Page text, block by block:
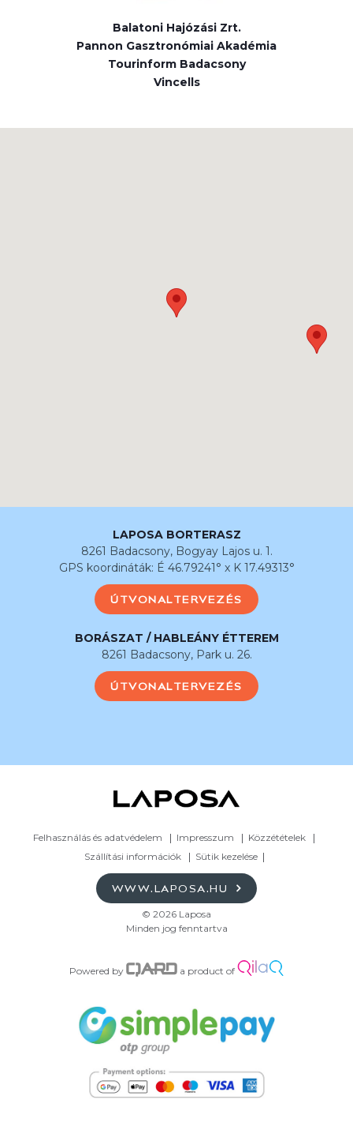
Balatoni Hajózási Zrt.
Pannon Gasztronómiai Akadémia
Tourinform Badacsony
Vincells
LAPOSA BORTERASZ
8261 Badacsony, Bogyay Lajos u. 1.
GPS koordináták: É 46.79241° x K 17.49313°
ÚTVONALTERVEZÉS
BORÁSZAT / HABLEÁNY ÉTTEREM
8261 Badacsony, Park u. 26.
ÚTVONALTERVEZÉS
Felhasználás és adatvédelem Impresszum
Közzétételek
Szállítási információk
Sütik kezelése
WWW.LAPOSA.HU
© 2026 Laposa
Minden jog fenntartva
Powered by a product of